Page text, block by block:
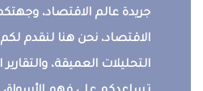
جريدة عالم الاقتصاد،
الاقتصاد، نحن هنا لنقدم لكم
التحليلات العميقة،